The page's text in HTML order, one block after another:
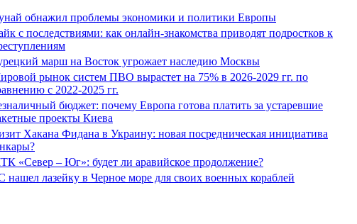
обнажил проблемы экономики и политики Европы
с последствиями: как онлайн-знакомства приводят подростков к
марш на Восток угрожает наследию Москвы
рынок систем ПВО вырастет на 75% в 2026-2029 гг. по
с 2022-2025 гг.
бюджет: почему Европа готова платить за устаревшие
проекты Киева
Хакана Фидана в Украину: новая посредническая инициатива
«Север – Юг»: будет ли аравийское продолжение?
нашел лазейку в Черное море для своих военных кораблей